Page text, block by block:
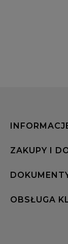
ZAKUPY I
OBSŁUGA